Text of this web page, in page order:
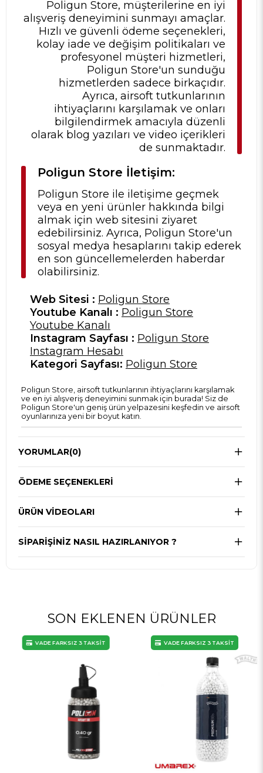
Poligun Store, müşterilerine en iyi
alışveriş deneyimini sunmayı amaçlar.
Hızlı ve güvenli ödeme seçenekleri,
kolay iade ve değişim politikaları ve
profesyonel müşteri hizmetleri,
Poligun Store'un sunduğu
hizmetlerden sadece birkaçıdır.
Ayrıca, airsoft tutkunlarının
ihtiyaçlarını karşılamak ve onları
bilgilendirmek amacıyla düzenli
olarak blog yazıları ve video içerikleri
de sunmaktadır.
Poligun Store İletişim:
Poligun Store ile iletişime geçmek
veya en yeni ürünler hakkında bilgi
almak için web sitesini ziyaret
edebilirsiniz. Ayrıca, Poligun Store'un
sosyal medya hesaplarını takip ederek
en son güncellemelerden haberdar
olabilirsiniz.
Web Sitesi : Poligun Store
Youtube Kanalı : Poligun Store
Youtube Kanalı
Instagram Sayfası : Poligun Store
Instagram Hesabı
Kategori Sayfası: Poligun Store
Poligun Store, airsoft tutkunlarının ihtiyaçlarını karşılamak
ve en iyi alışveriş deneyimini sunmak için burada! Siz de
Poligun Store'un geniş ürün yelpazesini keşfedin ve airsoft
oyunlarınıza yeni bir boyut katın.
YORUMLAR(0)
ÖDEME SEÇENEKLERI
ÜRÜN VİDEOLARI
SIPARIŞINIZ NASIL HAZIRLANIYOR ?
SON EKLENEN ÜRÜNLER
VADE FARKSIZ 3 TAKSİT VADE FARKSIZ 3 TAKSİT